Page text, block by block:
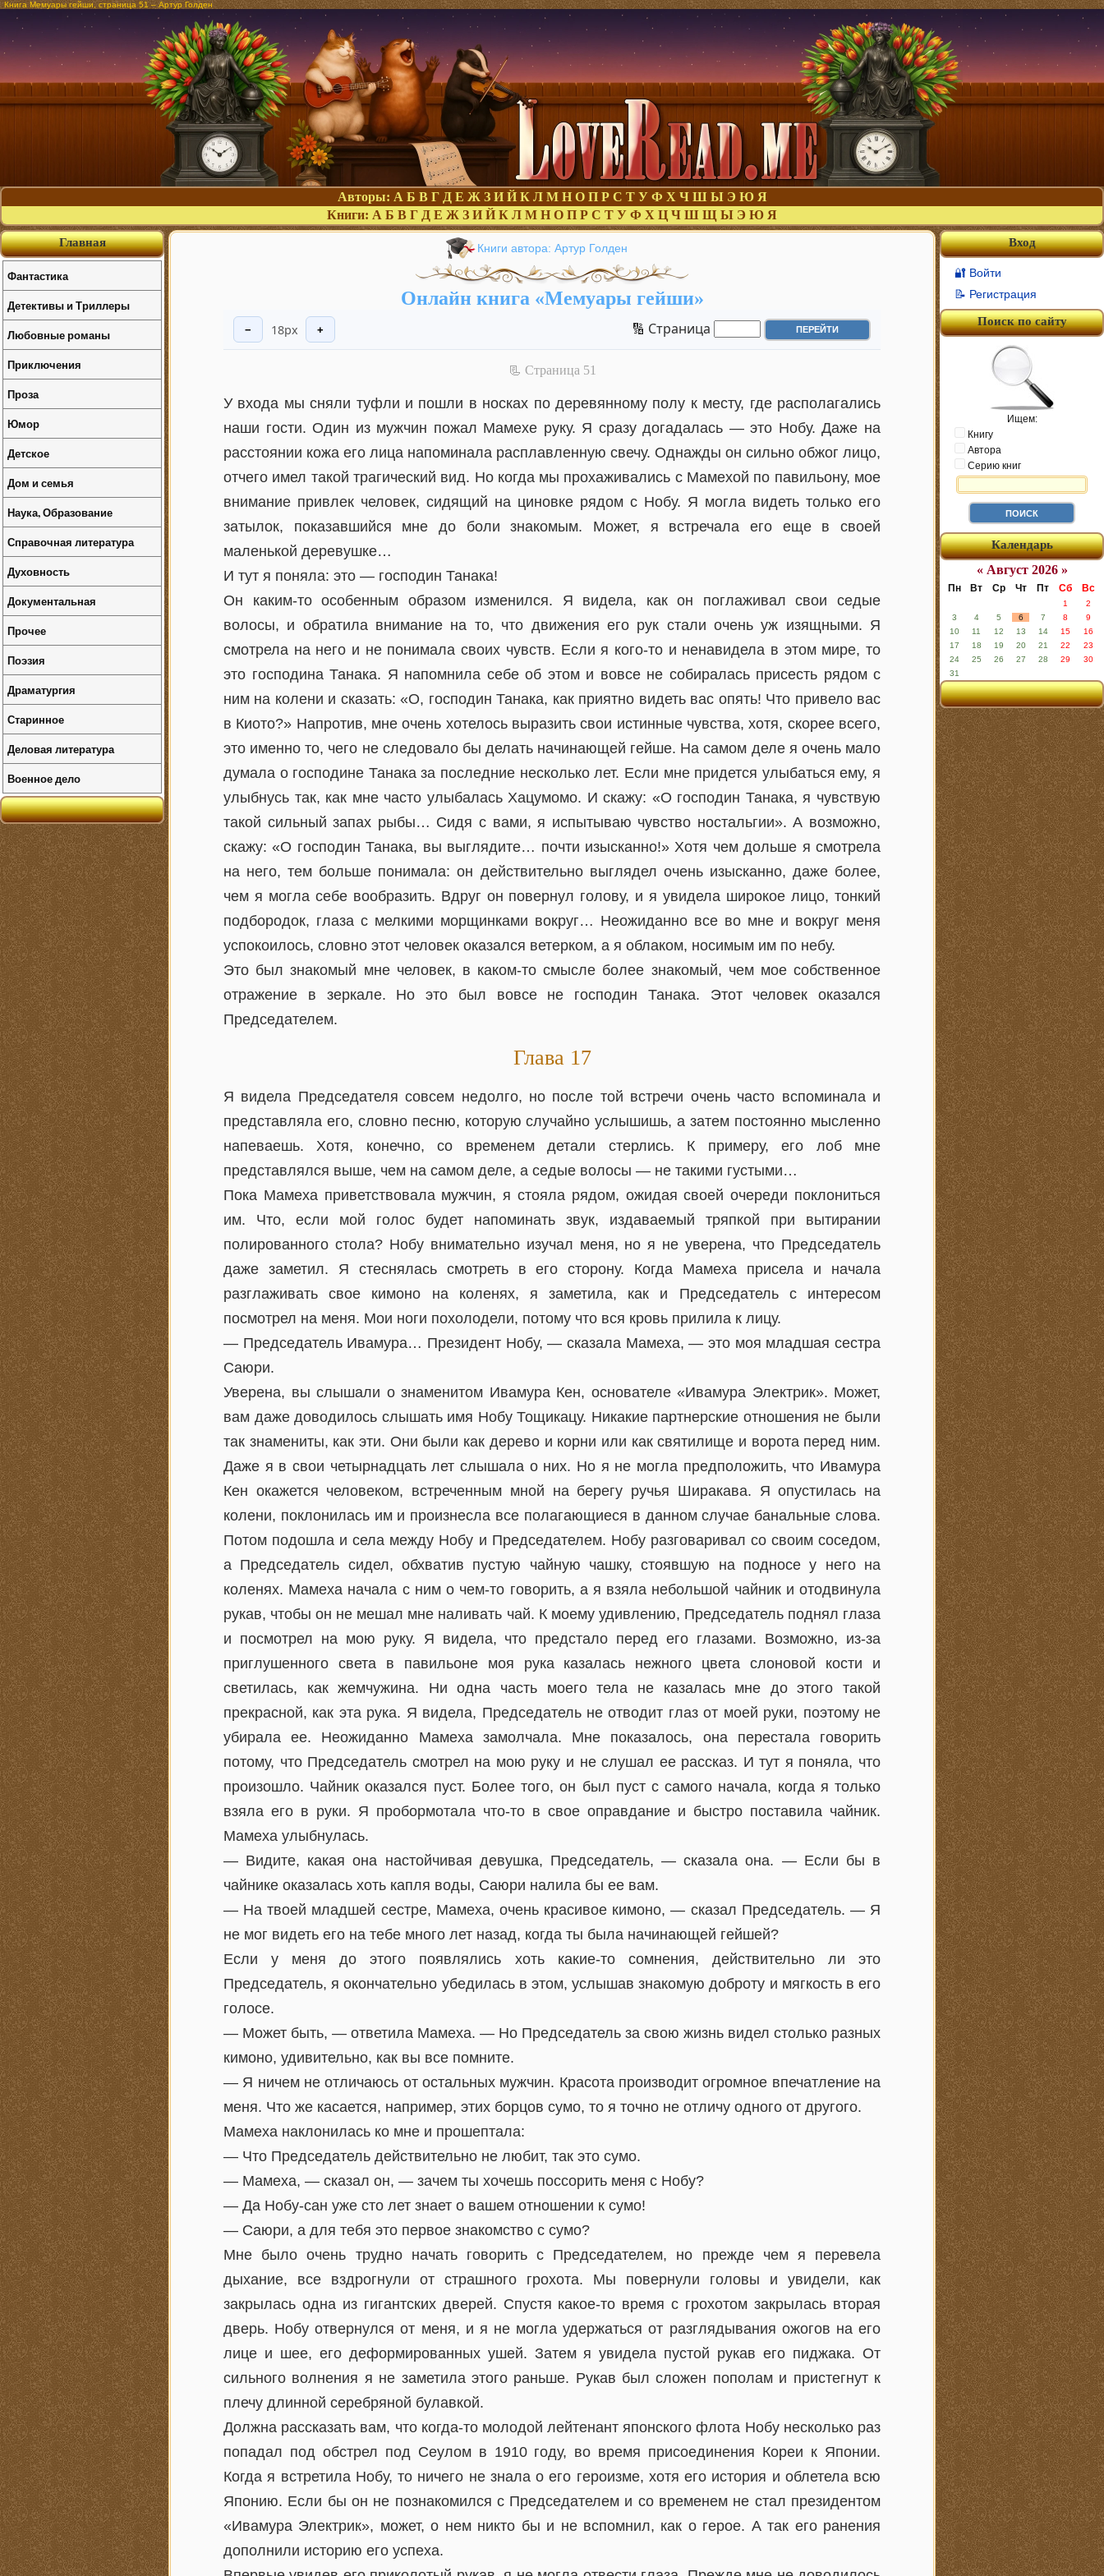
Книга Мемуары гейши, страница 51 – Артур Голден
Авторы: А Б В Г Д Е Ж З И Й К Л М Н О П Р С Т У Ф Х Ч Ш Ы Э Ю Я
Книги: А Б В Г Д Е Ж З И Й К Л М Н О П Р С Т У Ф Х Ц Ч Ш Щ Ы Э Ю Я
Книги автора: Артур Голден
Онлайн книга «Мемуары гейши»
− 18px + 🔢 Страница
📃 Cтраница 51
У входа мы сняли туфли и пошли в носках по деревянному полу к месту, где располагались
наши гости. Один из мужчин пожал Мамехе руку. Я сразу догадалась — это Нобу. Даже на
расстоянии кожа его лица напоминала расплавленную свечу. Однажды он сильно обжог лицо,
отчего имел такой трагический вид. Но когда мы прохаживались с Мамехой по павильону, мое
внимание привлек человек, сидящий на циновке рядом с Нобу. Я могла видеть только его
затылок, показавшийся мне до боли знакомым. Может, я встречала его еще в своей
маленькой деревушке…
И тут я поняла: это — господин Танака!
Он каким-то особенным образом изменился. Я видела, как он поглаживал свои седые
волосы, и обратила внимание на то, что движения его рук стали очень уж изящными. Я
смотрела на него и не понимала своих чувств. Если я кого-то и ненавидела в этом мире, то
это господина Танака. Я напомнила себе об этом и вовсе не собиралась присесть рядом с
ним на колени и сказать: «О, господин Танака, как приятно видеть вас опять! Что привело вас
в Киото?» Напротив, мне очень хотелось выразить свои истинные чувства, хотя, скорее всего,
это именно то, чего не следовало бы делать начинающей гейше. На самом деле я очень мало
думала о господине Танака за последние несколько лет. Если мне придется улыбаться ему, я
улыбнусь так, как мне часто улыбалась Хацумомо. И скажу: «О господин Танака, я чувствую
такой сильный запах рыбы… Сидя с вами, я испытываю чувство ностальгии». А возможно,
скажу: «О господин Танака, вы выглядите… почти изысканно!» Хотя чем дольше я смотрела
на него, тем больше понимала: он действительно выглядел очень изысканно, даже более,
чем я могла себе вообразить. Вдруг он повернул голову, и я увидела широкое лицо, тонкий
подбородок, глаза с мелкими морщинками вокруг… Неожиданно все во мне и вокруг меня
успокоилось, словно этот человек оказался ветерком, а я облаком, носимым им по небу.
Это был знакомый мне человек, в каком-то смысле более знакомый, чем мое собственное
отражение в зеркале. Но это был вовсе не господин Танака. Этот человек оказался
Председателем.
Глава 17
Я видела Председателя совсем недолго, но после той встречи очень часто вспоминала и
представляла его, словно песню, которую случайно услышишь, а затем постоянно мысленно
напеваешь. Хотя, конечно, со временем детали стерлись. К примеру, его лоб мне
представлялся выше, чем на самом деле, а седые волосы — не такими густыми…
Пока Мамеха приветствовала мужчин, я стояла рядом, ожидая своей очереди поклониться
им. Что, если мой голос будет напоминать звук, издаваемый тряпкой при вытирании
полированного стола? Нобу внимательно изучал меня, но я не уверена, что Председатель
даже заметил. Я стеснялась смотреть в его сторону. Когда Мамеха присела и начала
разглаживать свое кимоно на коленях, я заметила, как и Председатель с интересом
посмотрел на меня. Мои ноги похолодели, потому что вся кровь прилила к лицу.
— Председатель Ивамура… Президент Нобу, — сказала Мамеха, — это моя младшая сестра
Саюри.
Уверена, вы слышали о знаменитом Ивамура Кен, основателе «Ивамура Электрик». Может,
вам даже доводилось слышать имя Нобу Тощикацу. Никакие партнерские отношения не были
так знамениты, как эти. Они были как дерево и корни или как святилище и ворота перед ним.
Даже я в свои четырнадцать лет слышала о них. Но я не могла предположить, что Ивамура
Кен окажется человеком, встреченным мной на берегу ручья Ширакава. Я опустилась на
колени, поклонилась им и произнесла все полагающиеся в данном случае банальные слова.
Потом подошла и села между Нобу и Председателем. Нобу разговаривал со своим соседом,
а Председатель сидел, обхватив пустую чайную чашку, стоявшую на подносе у него на
коленях. Мамеха начала с ним о чем-то говорить, а я взяла небольшой чайник и отодвинула
рукав, чтобы он не мешал мне наливать чай. К моему удивлению, Председатель поднял глаза
и посмотрел на мою руку. Я видела, что предстало перед его глазами. Возможно, из-за
приглушенного света в павильоне моя рука казалась нежного цвета слоновой кости и
светилась, как жемчужина. Ни одна часть моего тела не казалась мне до этого такой
прекрасной, как эта рука. Я видела, Председатель не отводит глаз от моей руки, поэтому не
убирала ее. Неожиданно Мамеха замолчала. Мне показалось, она перестала говорить
потому, что Председатель смотрел на мою руку и не слушал ее рассказ. И тут я поняла, что
произошло. Чайник оказался пуст. Более того, он был пуст с самого начала, когда я только
взяла его в руки. Я пробормотала что-то в свое оправдание и быстро поставила чайник.
Мамеха улыбнулась.
— Видите, какая она настойчивая девушка, Председатель, — сказала она. — Если бы в
чайнике оказалась хоть капля воды, Саюри налила бы ее вам.
— На твоей младшей сестре, Мамеха, очень красивое кимоно, — сказал Председатель. — Я
не мог видеть его на тебе много лет назад, когда ты была начинающей гейшей?
Если у меня до этого появлялись хоть какие-то сомнения, действительно ли это
Председатель, я окончательно убедилась в этом, услышав знакомую доброту и мягкость в его
голосе.
— Может быть, — ответила Мамеха. — Но Председатель за свою жизнь видел столько разных
кимоно, удивительно, как вы все помните.
— Я ничем не отличаюсь от остальных мужчин. Красота производит огромное впечатление на
меня. Что же касается, например, этих борцов сумо, то я точно не отличу одного от другого.
Мамеха наклонилась ко мне и прошептала:
— Что Председатель действительно не любит, так это сумо.
— Мамеха, — сказал он, — зачем ты хочешь поссорить меня с Нобу?
— Да Нобу-сан уже сто лет знает о вашем отношении к сумо!
— Саюри, а для тебя это первое знакомство с сумо?
Мне было очень трудно начать говорить с Председателем, но прежде чем я перевела
дыхание, все вздрогнули от страшного грохота. Мы повернули головы и увидели, как
закрылась одна из гигантских дверей. Спустя какое-то время с грохотом закрылась вторая
дверь. Нобу отвернулся от меня, и я не могла удержаться от разглядывания ожогов на его
лице и шее, его деформированных ушей. Затем я увидела пустой рукав его пиджака. От
сильного волнения я не заметила этого раньше. Рукав был сложен пополам и пристегнут к
плечу длинной серебряной булавкой.
Должна рассказать вам, что когда-то молодой лейтенант японского флота Нобу несколько раз
попадал под обстрел под Сеулом в 1910 году, во время присоединения Кореи к Японии.
Когда я встретила Нобу, то ничего не знала о его героизме, хотя его история и облетела всю
Японию. Если бы он не познакомился с Председателем и со временем не стал президентом
«Ивамура Электрик», может, о нем никто бы и не вспомнил, как о герое. А так его ранения
дополнили историю его успеха.
Вход
🔐 Войти
📝 Регистрация
Поиск по сайту
Ищем:
Книгу
Автора
Серию книг
Календарь
« Август 2026 »
Пн Вт Ср Чт Пт Сб Вс
1
2
3
4 5 6 7 8
9
10
11 12 13 14 15
16
17
18 19 20 21 22
23
24
25 26 27 28 29
30
31
Главная
Фантастика
Детективы и Триллеры
Любовные романы
Приключения
Проза
Юмор
Детское
Дом и семья
Наука, Образование
Справочная литература
Духовность
Документальная
Прочее
Поэзия
Драматургия
Старинное
Деловая литература
Военное дело